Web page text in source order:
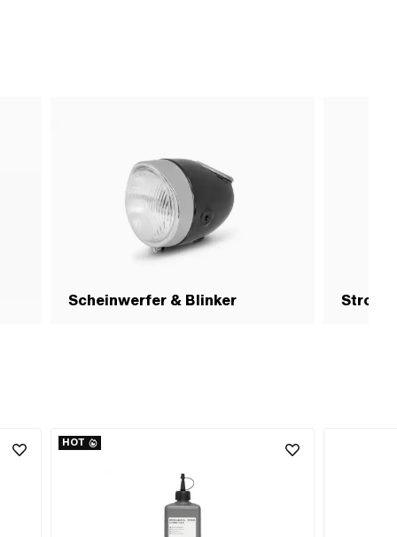
Scheinwerfer & Blinker
HOT